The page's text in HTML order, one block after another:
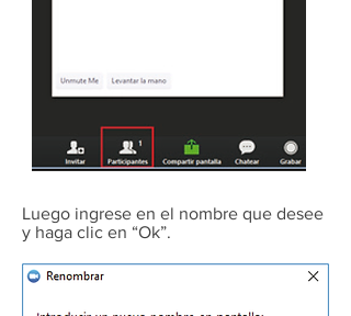
Luego ingrese en el nombre que desee
y haga clic en “Ok”.